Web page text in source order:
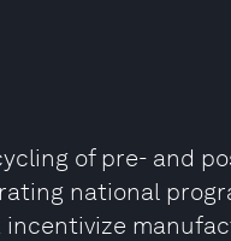
of pre- and
national
incentivize